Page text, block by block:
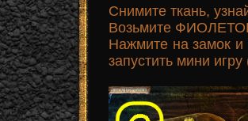
Снимите ткань,
Возьмите
Нажмите на замок
запустить мини игру